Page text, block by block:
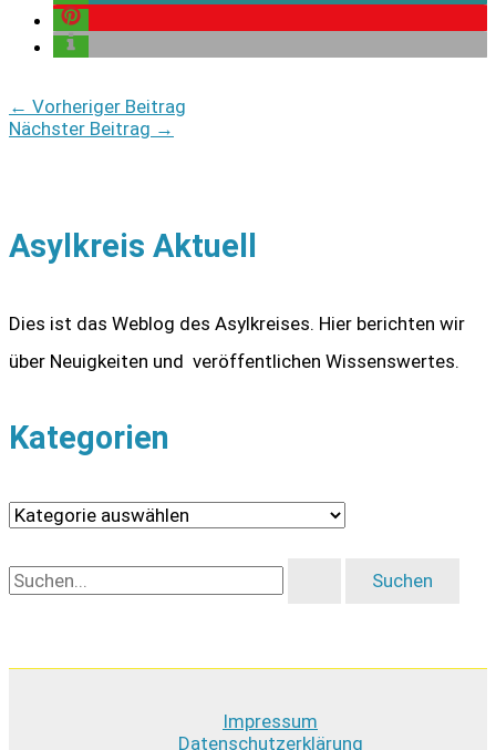
← Vorheriger Beitrag
Nächster Beitrag →
Asylkreis Aktuell
Dies ist das Weblog des Asylkreises. Hier berichten wir
über Neuigkeiten und veröffentlichen Wissenswertes.
Kategorien
K
t
g
S
Impressum
Datenschutzerklärung